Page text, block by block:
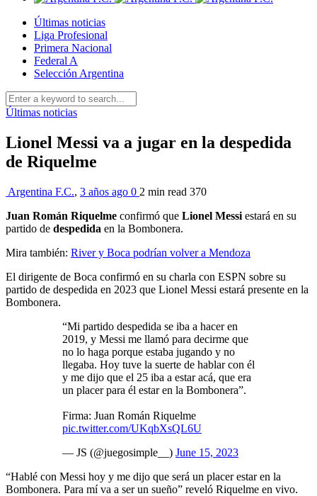
Últimas noticias
Liga Profesional
Primera Nacional
Federal A
Selección Argentina
Últimas noticias
Lionel Messi va a jugar en la despedida
de Riquelme
Argentina F.C., 3 años ago 0 2 min read 370
Juan Román Riquelme confirmó que Lionel Messi estará en su
partido de despedida en la Bombonera.
Mira también: River y Boca podrían volver a Mendoza
El dirigente de Boca confirmó en su charla con ESPN sobre su
partido de despedida en 2023 que Lionel Messi estará presente en la
Bombonera.
“Mi partido despedida se iba a hacer en
2019, y Messi me llamó para decirme que
no lo haga porque estaba jugando y no
llegaba. Hoy tuve la suerte de hablar con él
y me dijo que el 25 iba a estar acá, que era
un placer para él estar en la Bombonera”.
Firma: Juan Román Riquelme
pic.twitter.com/UKqbXsQL6U
— JS (@juegosimple__) June 15, 2023
“Hablé con Messi hoy y me dijo que será un placer estar en la
Bombonera. Para mí va a ser un sueño” reveló Riquelme en vivo.